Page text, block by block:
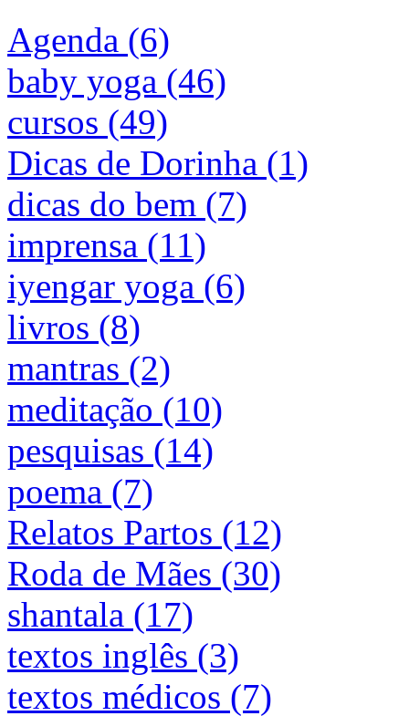
Agenda (6)
baby yoga (46)
cursos (49)
Dicas de Dorinha (1)
dicas do bem (7)
imprensa (11)
iyengar yoga (6)
livros (8)
mantras (2)
meditação (10)
pesquisas (14)
poema (7)
Relatos Partos (12)
Roda de Mães (30)
shantala (17)
textos inglês (3)
textos médicos (7)